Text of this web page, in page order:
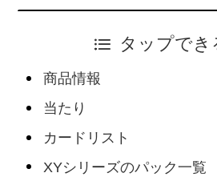
タップでき
商品情報
当たり
カードリスト
XYシリーズのパック一覧